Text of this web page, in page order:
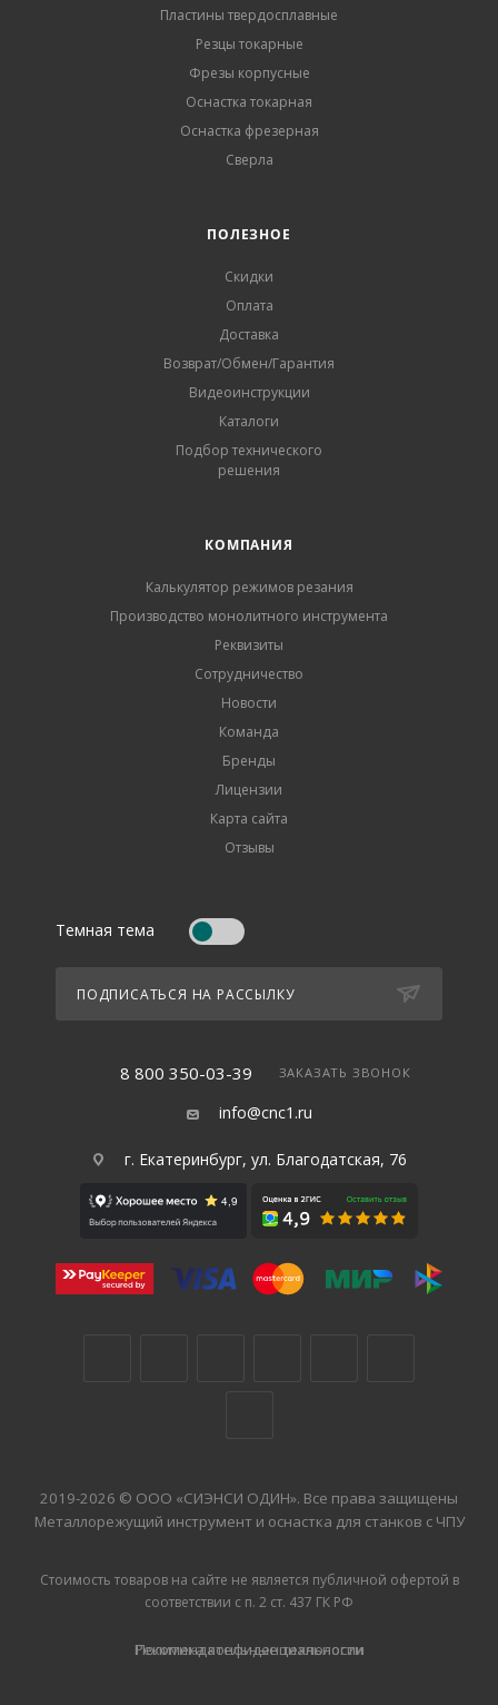
Пластины твердосплавные
Резцы токарные
Фрезы корпусные
Оснастка токарная
Оснастка фрезерная
Сверла
ПОЛЕЗНОЕ
Скидки
Оплата
Доставка
Возврат/Обмен/Гарантия
Видеоинструкции
Каталоги
Подбор технического
решения
КОМПАНИЯ
Калькулятор режимов резания
Производство монолитного инструмента
Реквизиты
Сотрудничество
Новости
Команда
Бренды
Лицензии
Карта сайта
Отзывы
Темная тема
ПОДПИСАТЬСЯ НА РАССЫЛКУ
8 800 350-03-39 ЗАКАЗАТЬ ЗВОНОК
info@cnc1.ru
г. Екатеринбург, ул. Благодатская, 76
2019-2026 © ООО «СИЭНСИ ОДИН». Все права защищены
Металлорежущий инструмент и оснастка для станков с ЧПУ
Стоимость товаров на сайте не является публичной офертой в
соответствии с п. 2 ст. 437 ГК РФ
Политика конфиденциальности
Рекомендательные технологии